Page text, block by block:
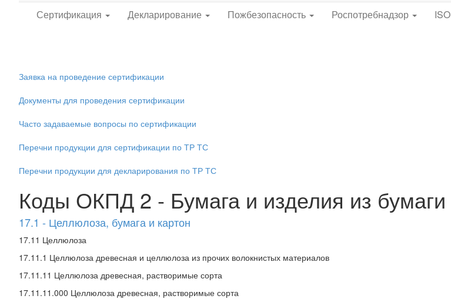
Сертификация Декларирование Пожбезопасность Роспотребнадзор ISO
Заявка на проведение сертификации
Документы для проведения сертификации
Часто задаваемые вопросы по сертификации
Перечни продукции для сертификации по ТР ТС
Перечни продукции для декларирования по ТР ТС
Коды ОКПД 2 - Бумага и изделия из бумаги
17.1 - Целлюлоза, бумага и картон
17.11 Целлюлоза
17.11.1 Целлюлоза древесная и целлюлоза из прочих волокнистых материалов
17.11.11 Целлюлоза древесная, растворимые сорта
17.11.11.000 Целлюлоза древесная, растворимые сорта